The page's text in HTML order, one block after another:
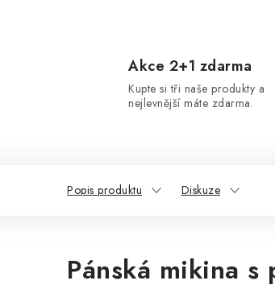
Akce 2+1 zdarma
Kupte si tři naše produkty a
nejlevnější máte zdarma.
Popis produktu Diskuze
Pánská mikina